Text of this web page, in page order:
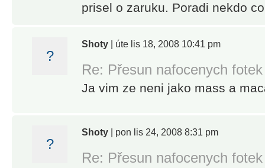
prisel o zaruku. Poradi nekdo
?
Shoty | úte lis 18, 2008 10:41 pm
Re: Přesun nafocenych
Ja vim ze neni jako mass a
?
Shoty | pon lis 24, 2008 8:31 pm
Re: Přesun nafocenych